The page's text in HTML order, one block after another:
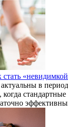
в
когда